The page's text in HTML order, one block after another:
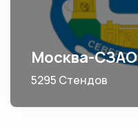
Москва-СЗАО
5295 Стендов